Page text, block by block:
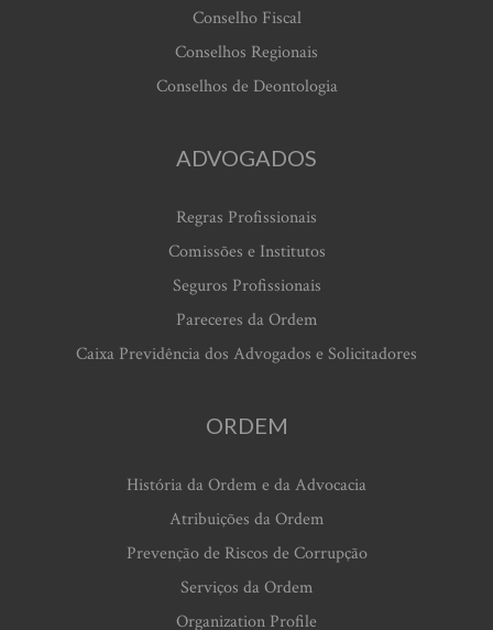
Conselho Fiscal
Conselhos Regionais
Conselhos de Deontologia
ADVOGADOS
Regras Profissionais
Comissões e Institutos
Seguros Profissionais
Pareceres da Ordem
Caixa Previdência dos Advogados e Solicitadores
ORDEM
História da Ordem e da Advocacia
Atribuições da Ordem
Prevenção de Riscos de Corrupção
Serviços da Ordem
Organization Profile